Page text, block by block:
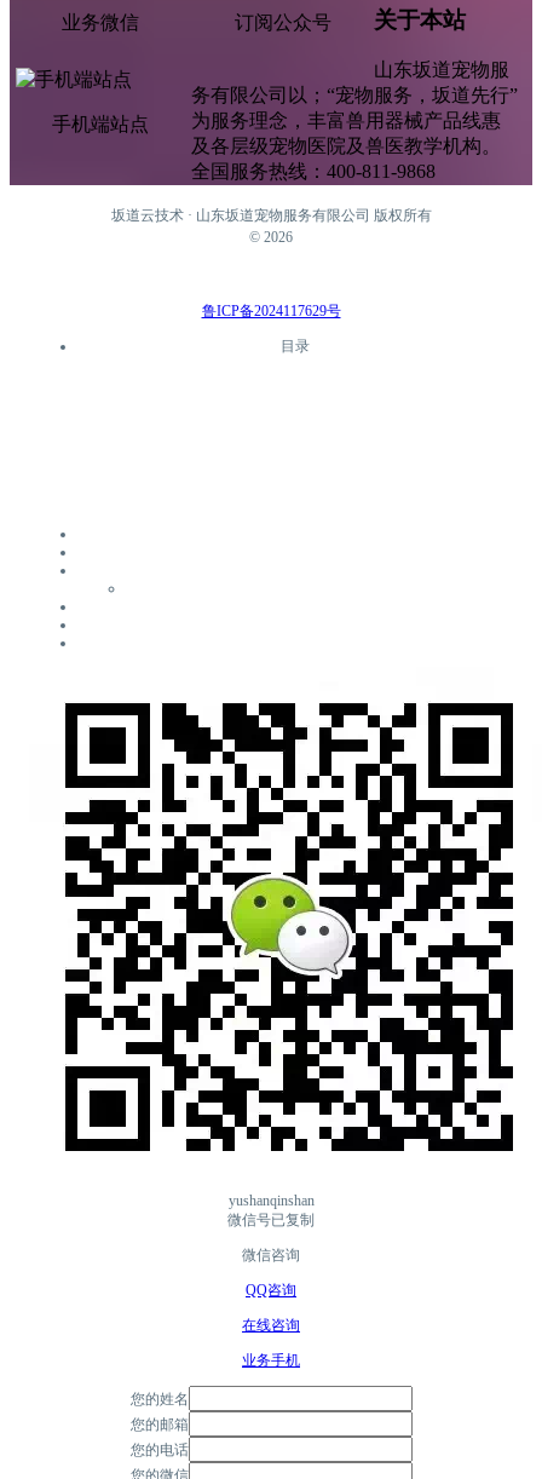
业务微信 订阅公众号
手机端站点
关于本站
山东坂道宠物服
务有限公司以；“宠物服务，坂道先行”
为服务理念，丰富兽用器械产品线惠
及各层级宠物医院及兽医教学机构。
全国服务热线：400-811-9868
坂道云技术 · 山东坂道宠物服务有限公司 版权所有
© 2026
鲁ICP备2024117629号
目录
yushanqinshan
微信号已复制
微信咨询
QQ咨询
在线咨询
业务手机
您的姓名
您的邮箱
您的电话